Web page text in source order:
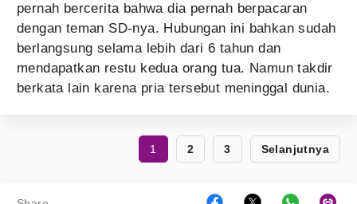
pernah bercerita bahwa dia pernah berpacaran
dengan teman SD-nya. Hubungan ini bahkan sudah
berlangsung selama lebih dari 6 tahun dan
mendapatkan restu kedua orang tua. Namun takdir
berkata lain karena pria tersebut meninggal dunia.
1 2 3 Selanjutnya